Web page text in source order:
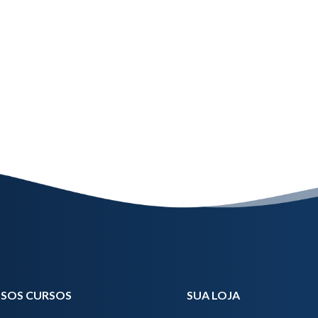
CURSOS SUA LOJA